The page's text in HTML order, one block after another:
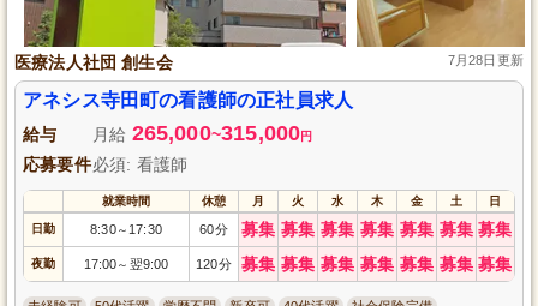
医療法人社団 創生会 7月28日更新
アネシス寺田町の看護師の正社員求人
給与 月給 265,000~315,000円
応募要件必須: 看護師
就業時間 休憩 月 火 水 木 金 土 日
日勤 8:30～ 17:30 60分 募集 募集 募集 募集 募集 募集 募集
夜勤 17:00～ 翌9:00 120分 募集 募集 募集 募集 募集 募集 募集